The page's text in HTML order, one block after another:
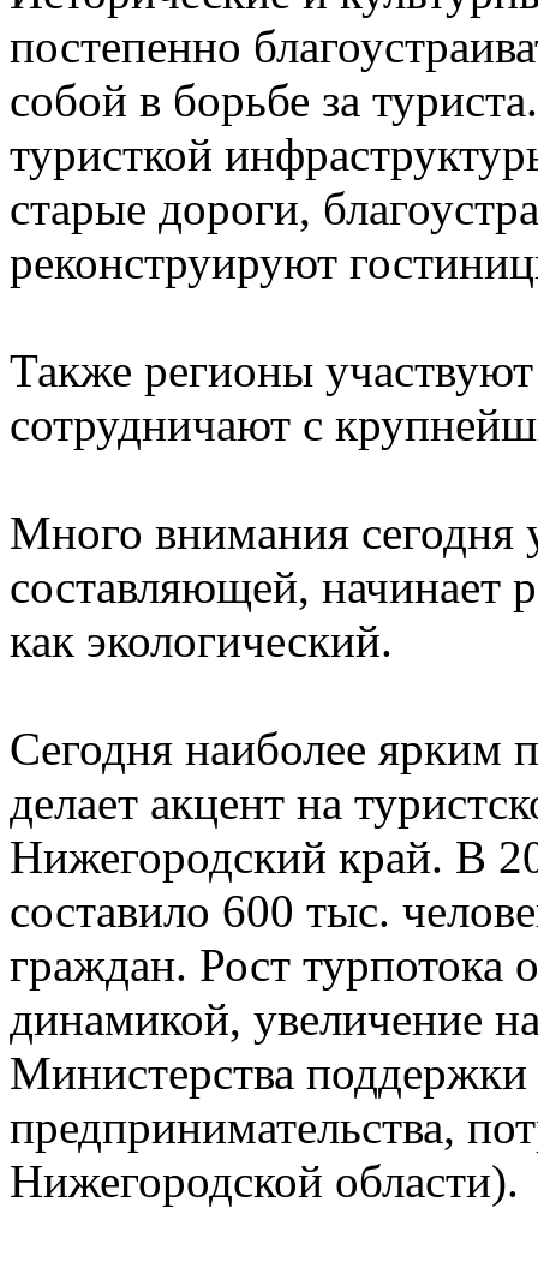
постепенно
собой в борьбе за
туристкой
старые дороги,
реконструируют
Также регионы
сотрудничают с
Много внимания сегодня
составляющей, начинает
как экологический.
Сегодня наиболее ярким
делает акцент на
Нижегородский край. В
составило 600 тыс.
граждан. Рост турпотока
динамикой, увеличение
Министерства поддержки
предпринимательства,
Нижегородской области).